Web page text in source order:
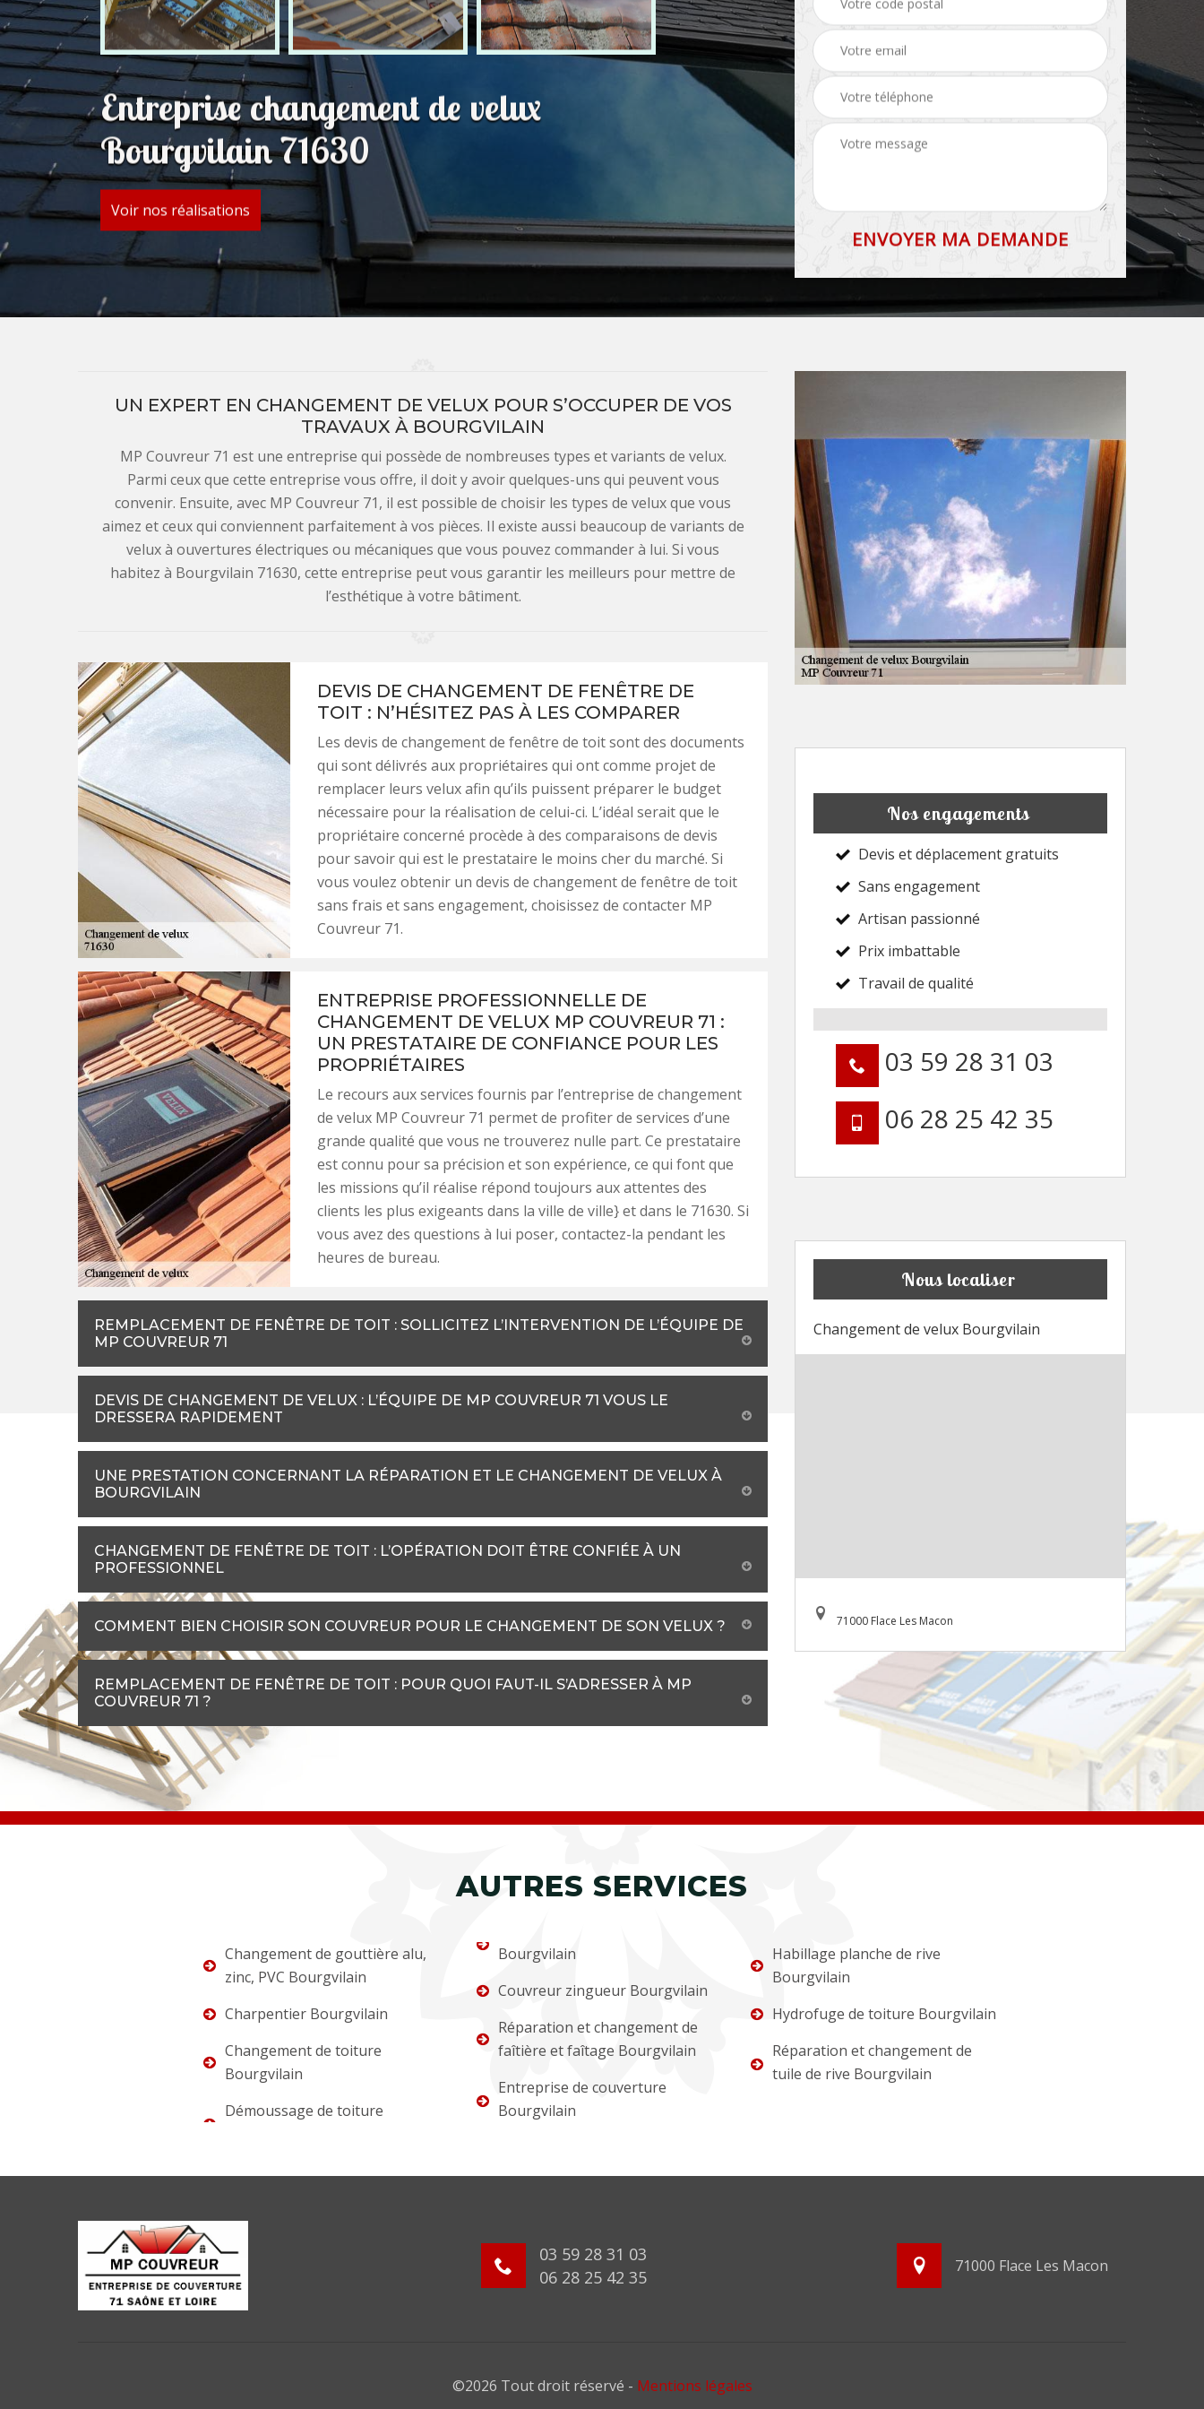
Entreprise changement de velux
Bourgvilain 71630
Voir nos réalisations
UN EXPERT EN CHANGEMENT DE VELUX POUR S’OCCUPER DE VOS
TRAVAUX À BOURGVILAIN
MP Couvreur 71 est une entreprise qui possède de nombreuses types et variants de velux.
Parmi ceux que cette entreprise vous offre, il doit y avoir quelques-uns qui peuvent vous
convenir. Ensuite, avec MP Couvreur 71, il est possible de choisir les types de velux que vous
aimez et ceux qui conviennent parfaitement à vos pièces. Il existe aussi beaucoup de variants de
velux à ouvertures électriques ou mécaniques que vous pouvez commander à lui. Si vous
habitez à Bourgvilain 71630, cette entreprise peut vous garantir les meilleurs pour mettre de
l’esthétique à votre bâtiment.
DEVIS DE CHANGEMENT DE FENÊTRE DE
TOIT : N’HÉSITEZ PAS À LES COMPARER
Les devis de changement de fenêtre de toit sont des documents
qui sont délivrés aux propriétaires qui ont comme projet de
remplacer leurs velux afin qu’ils puissent préparer le budget
nécessaire pour la réalisation de celui-ci. L’idéal serait que le
propriétaire concerné procède à des comparaisons de devis
pour savoir qui est le prestataire le moins cher du marché. Si
vous voulez obtenir un devis de changement de fenêtre de toit
sans frais et sans engagement, choisissez de contacter MP
Couvreur 71.
ENTREPRISE PROFESSIONNELLE DE
CHANGEMENT DE VELUX MP COUVREUR 71 :
UN PRESTATAIRE DE CONFIANCE POUR LES
PROPRIÉTAIRES
Le recours aux services fournis par l’entreprise de changement
de velux MP Couvreur 71 permet de profiter de services d’une
grande qualité que vous ne trouverez nulle part. Ce prestataire
est connu pour sa précision et son expérience, ce qui font que
les missions qu’il réalise répond toujours aux attentes des
clients les plus exigeants dans la ville de ville} et dans le 71630. Si
vous avez des questions à lui poser, contactez-la pendant les
heures de bureau.
REMPLACEMENT DE FENÊTRE DE TOIT : SOLLICITEZ L’INTERVENTION DE L’ÉQUIPE DE
MP COUVREUR 71
DEVIS DE CHANGEMENT DE VELUX : L’ÉQUIPE DE MP COUVREUR 71 VOUS LE
DRESSERA RAPIDEMENT
UNE PRESTATION CONCERNANT LA RÉPARATION ET LE CHANGEMENT DE VELUX À
BOURGVILAIN
CHANGEMENT DE FENÊTRE DE TOIT : L’OPÉRATION DOIT ÊTRE CONFIÉE À UN
PROFESSIONNEL
COMMENT BIEN CHOISIR SON COUVREUR POUR LE CHANGEMENT DE SON VELUX ?
REMPLACEMENT DE FENÊTRE DE TOIT : POUR QUOI FAUT-IL S’ADRESSER À MP
COUVREUR 71 ?
Nos engagements
Devis et déplacement gratuits
Sans engagement
Artisan passionné
Prix imbattable
Travail de qualité
03 59 28 31 03
06 28 25 42 35
Nous localiser
Changement de velux Bourgvilain
71000 Flace Les Macon
AUTRES SERVICES
Changement de gouttière alu,
zinc, PVC Bourgvilain
Charpentier Bourgvilain
Changement de toiture
Bourgvilain
Démoussage de toiture
Bourgvilain
Couvreur zingueur Bourgvilain
Réparation et changement de
faîtière et faîtage Bourgvilain
Entreprise de couverture
Bourgvilain
Habillage planche de rive
Bourgvilain
Hydrofuge de toiture Bourgvilain
Réparation et changement de
tuile de rive Bourgvilain
03 59 28 31 03
06 28 25 42 35
71000 Flace Les Macon
©2026 Tout droit réservé - Mentions légales